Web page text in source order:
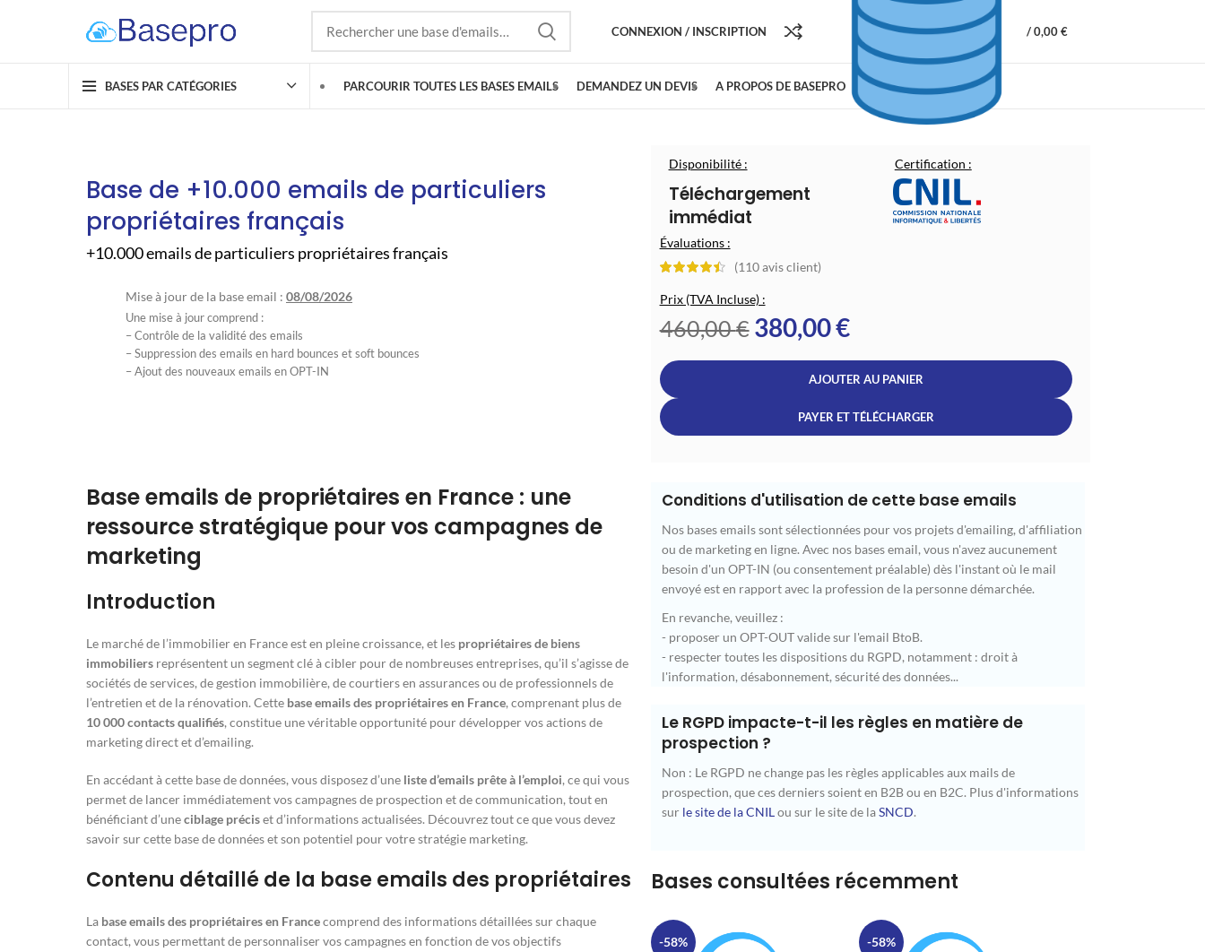
CONNEXION / INSCRIPTION /0,00€
BASES PAR CATÉGORIES PARCOURIR TOUTES LES BASES EMAILS DEMANDEZ UN DEVIS A PROPOS DE BASEPRO
Base de +10.000 emails de particuliers
propriétaires français
+10.000 emails de particuliers propriétaires français
Mise à jour de la base email : 08/08/2026
Une mise à jour comprend :
– Contrôle de la validité des emails
– Suppression des emails en hard bounces et soft bounces
– Ajout des nouveaux emails en OPT-IN
Disponibilité :
Téléchargement
immédiat
Certification :
Évaluations :
(110avis client)
Prix (TVA Incluse) :
460,00€ 380,00€
AJOUTER AU PANIER
PAYER ET TÉLÉCHARGER
Base emails de propriétaires en France : une
ressource stratégique pour vos campagnes de
marketing
Introduction
Le marché de l’immobilier en France est en pleine croissance, et les propriétaires de biens
immobiliers représentent un segment clé à cibler pour de nombreuses entreprises, qu’il s’agisse de
sociétés de services, de gestion immobilière, de courtiers en assurances ou de professionnels de
l’entretien et de la rénovation. Cette base emails des propriétaires en France, comprenant plus de
10 000 contacts qualifiés, constitue une véritable opportunité pour développer vos actions de
marketing direct et d’emailing.
En accédant à cette base de données, vous disposez d’une liste d’emails prête à l’emploi, ce qui vous
permet de lancer immédiatement vos campagnes de prospection et de communication, tout en
bénéficiant d’uneciblage préciset d’informations actualisées. Découvrez tout ce que vous devez
savoir sur cette base de données et son potentiel pour votre stratégie marketing.
Contenu détaillé de la base emails des propriétaires
La base emails des propriétaires en Francecomprend des informations détaillées sur chaque
contact, vous permettant de personnaliser vos campagnes en fonction de vos objectifs
Conditions d'utilisation de cette base emails
Nos bases emails sont sélectionnées pour vos projets d'emailing, d'affiliation
ou de marketing en ligne. Avec nos bases email, vous n'avez aucunement
besoin d'un OPT-IN (ou consentement préalable) dès l'instant où le mail
envoyé est en rapport avec la profession de la personne démarchée.
En revanche, veuillez :
- proposer un OPT-OUT valide sur l'email BtoB.
- respecter toutes les dispositions du RGPD, notamment : droit à
l'information, désabonnement, sécurité des données...
Le RGPD impacte-t-il les règles en matière de
prospection ?
Non : Le RGPD ne change pas les règles applicables aux mails de
prospection, que ces derniers soient en B2B ou en B2C. Plus d'informations
sur le site de la CNILou sur le site de laSNCD.
Bases consultées récemment
-58% -58%